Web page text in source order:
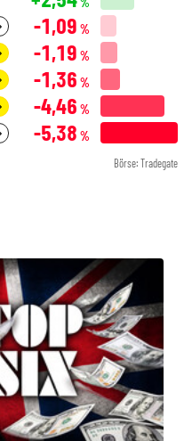
-1,09 %
-1,19 %
-1,36 %
-4,46 %
-5,38 %
Börse: Tradegate